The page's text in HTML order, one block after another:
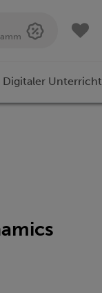
Digitaler Unterricht